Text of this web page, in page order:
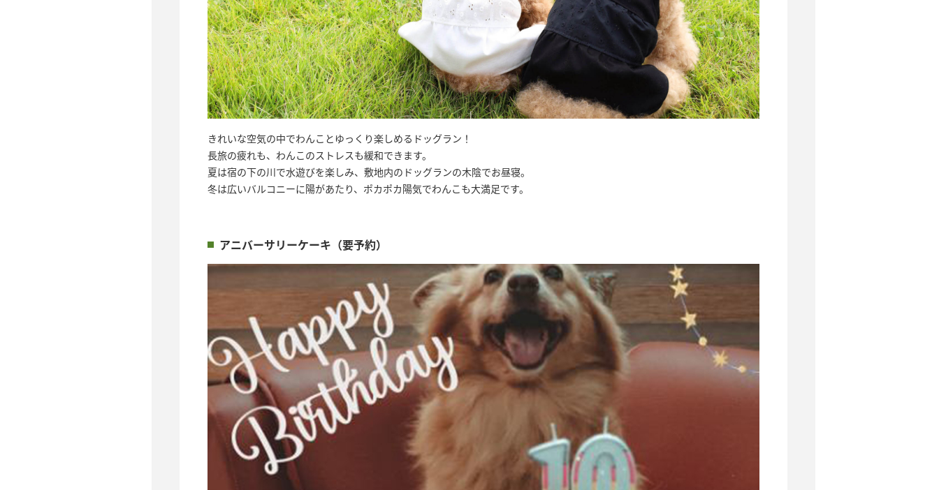
きれいな空気の中でわんことゆっくり楽しめるドッグラン！
長旅の疲れも、わんこのストレスも緩和できます。
夏は宿の下の川で水遊びを楽しみ、敷地内のドッグランの木陰でお昼寝。
冬は広いバルコニーに陽があたり、ポカポカ陽気でわんこも大満足です。
アニバーサリーケーキ（要予約）